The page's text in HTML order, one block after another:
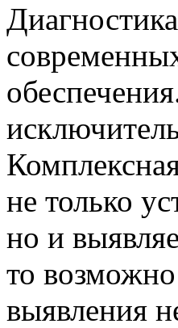
не только
но и
то
выявления